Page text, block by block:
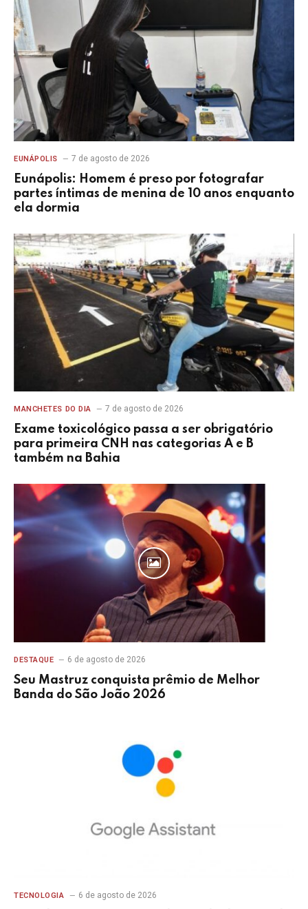
EUNÁPOLIS 7 de agosto de 2026
Eunápolis: Homem é preso por fotografar
partes íntimas de menina de 10 anos enquanto
ela dormia
MANCHETES DO DIA 7 de agosto de 2026
Exame toxicológico passa a ser obrigatório
para primeira CNH nas categorias A e B
também na Bahia
DESTAQUE 6 de agosto de 2026
Seu Mastruz conquista prêmio de Melhor
Banda do São João 2026
TECNOLOGIA 6 de agosto de 2026